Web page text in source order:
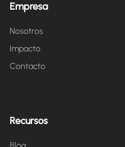
Empresa
Nosotros
Impacto
Contacto
Recursos